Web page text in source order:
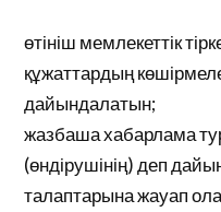
өтініш мемлекеттік
құжаттардың
дайындалатын;
жазбаша хабарлама
(өндірушінің) деп
талаптарына жауап